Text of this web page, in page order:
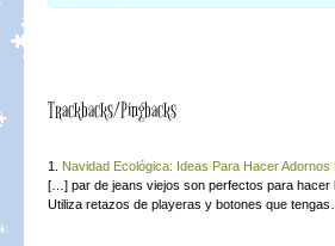
Trackbacks/Pingbacks
Navidad Ecológica: Ideas Para Hacer
[…] par de jeans viejos son perfectos para hacer
Utiliza retazos de playeras y botones que tengas…